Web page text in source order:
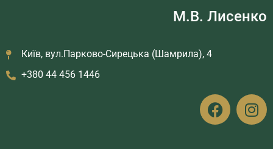
М.В. Лисенко
Київ, вул.Парково-Сирецька (Шамрила), 4
+380 44 456 1446